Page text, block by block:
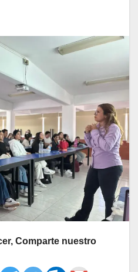
Comparte nuestro